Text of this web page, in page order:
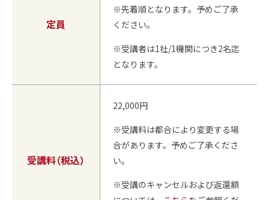
定員
※先着順となります。予めご了承
ください。
※受講者は1社/1機関につき2名迄
となります。
受講料（税込）
22,000円
※受講料は都合により変更する場
合があります。予めご了承くださ
い。
※受講のキャンセルおよび返還額